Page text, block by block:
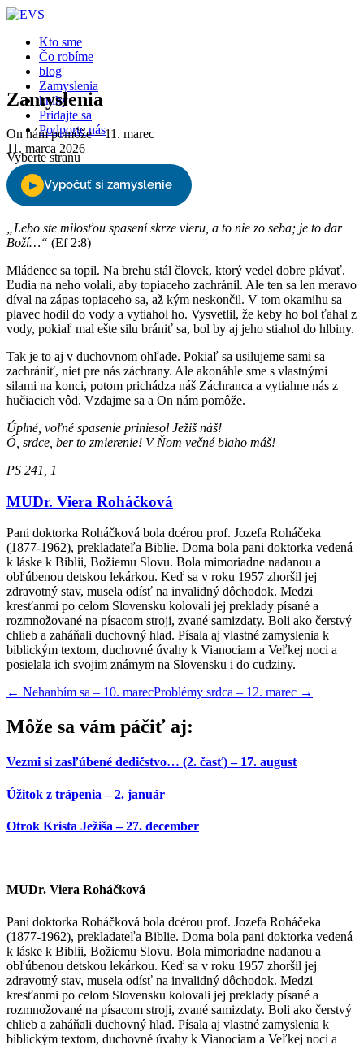
Close
Kto sme
Čo robíme
blog
Zamyslenia
knihy
Pridajte sa
Podporte nás
Vyberte stranu
Zamyslenia
On nám pomôže – 11. marec
11. marca 2026
„Lebo ste milosťou spasení skrze vieru, a to nie zo seba; je to dar
Boží…“ (Ef 2:8)
Mládenec sa topil. Na brehu stál človek, ktorý vedel dobre plávať.
Ľudia na neho volali, aby topiaceho zachránil. Ale ten sa len meravo
díval na zápas topiaceho sa, až kým neskončil. V tom okamihu sa
plavec hodil do vody a vytiahol ho. Vysvetlil, že keby ho bol ťahal z
vody, pokiaľ mal ešte silu brániť sa, bol by aj jeho stiahol do hlbiny.
Tak je to aj v duchovnom ohľade. Pokiaľ sa usilujeme sami sa
zachrániť, niet pre nás záchrany. Ale akonáhle sme s vlastnými
silami na konci, potom prichádza náš Záchranca a vytiahne nás z
hučiacich vôd. Vzdajme sa a On nám pomôže.
Úplné, voľné spasenie priniesol Ježiš náš!
Ó, srdce, ber to zmierenie! V Ňom večné blaho máš!
PS 241, 1
MUDr. Viera Roháčková
Pani doktorka Roháčková bola dcérou prof. Jozefa Roháčeka
(1877-1962), prekladateľa Biblie. Doma bola pani doktorka vedená
k láske k Biblii, Božiemu Slovu. Bola mimoriadne nadanou a
obľúbenou detskou lekárkou. Keď sa v roku 1957 zhoršil jej
zdravotný stav, musela odísť na invalidný dôchodok. Medzi
kresťanmi po celom Slovensku kolovali jej preklady písané a
rozmnožované na písacom stroji, zvané samizdaty. Boli ako čerstvý
chlieb a zaháňali duchovný hlad. Písala aj vlastné zamyslenia k
biblickým textom, duchovné úvahy k Vianociam a Veľkej noci a
posielala ich svojim známym na Slovensku i do cudziny.
← Nehanbím sa – 10. marecProblémy srdca – 12. marec →
Môže sa vám páčiť aj:
Vezmi si zasľúbené dedičstvo… (2. časť) – 17. august
Úžitok z trápenia – 2. január
Otrok Krista Ježiša – 27. december
MUDr. Viera Roháčková
Pani doktorka Roháčková bola dcérou prof. Jozefa Roháčeka
(1877-1962), prekladateľa Biblie. Doma bola pani doktorka vedená
k láske k Biblii, Božiemu Slovu. Bola mimoriadne nadanou a
obľúbenou detskou lekárkou. Keď sa v roku 1957 zhoršil jej
zdravotný stav, musela odísť na invalidný dôchodok. Medzi
kresťanmi po celom Slovensku kolovali jej preklady písané a
rozmnožované na písacom stroji, zvané samizdaty. Boli ako čerstvý
chlieb a zaháňali duchovný hlad. Písala aj vlastné zamyslenia k
biblickým textom, duchovné úvahy k Vianociam a Veľkej noci a